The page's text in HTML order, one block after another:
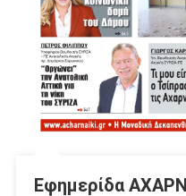
Εφημερίδα